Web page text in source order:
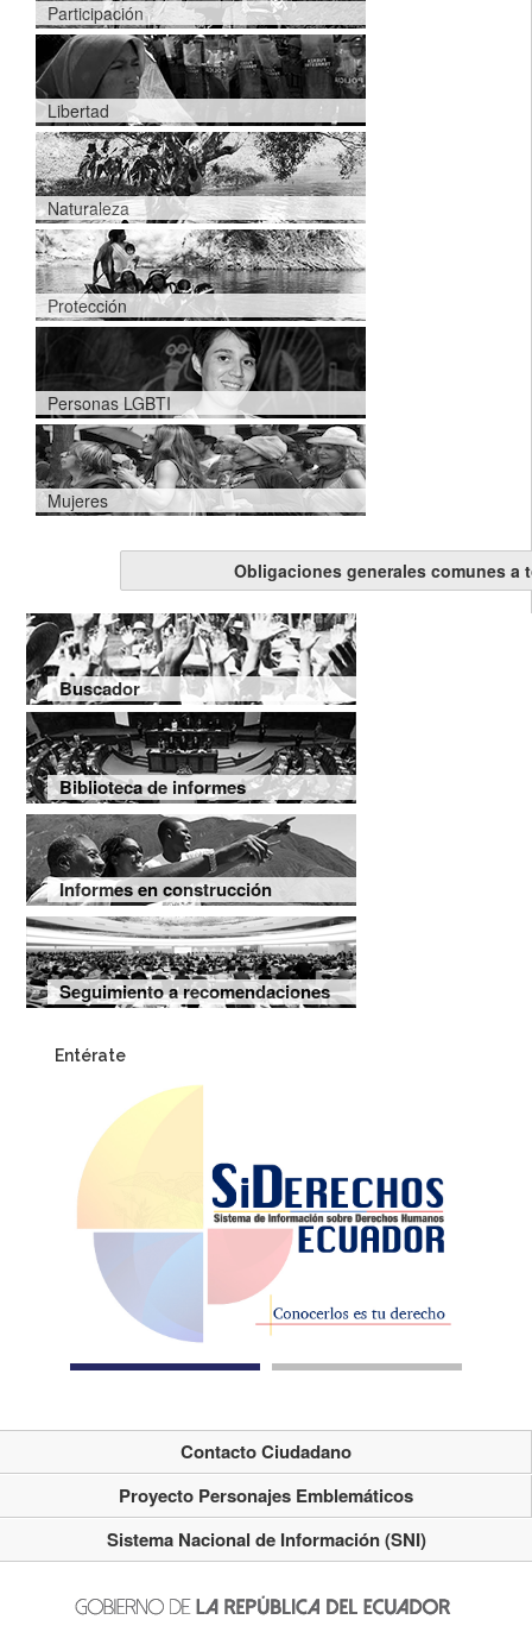
Participación
Libertad
Naturaleza
Protección
Personas LGBTI
Mujeres
Obligaciones generales comunes a
Buscador
Biblioteca de informes
Informes en construcción
Seguimiento a recomendaciones
Entérate
Contacto Ciudadano
Proyecto Personajes Emblemáticos
Sistema Nacional de Información (SNI)